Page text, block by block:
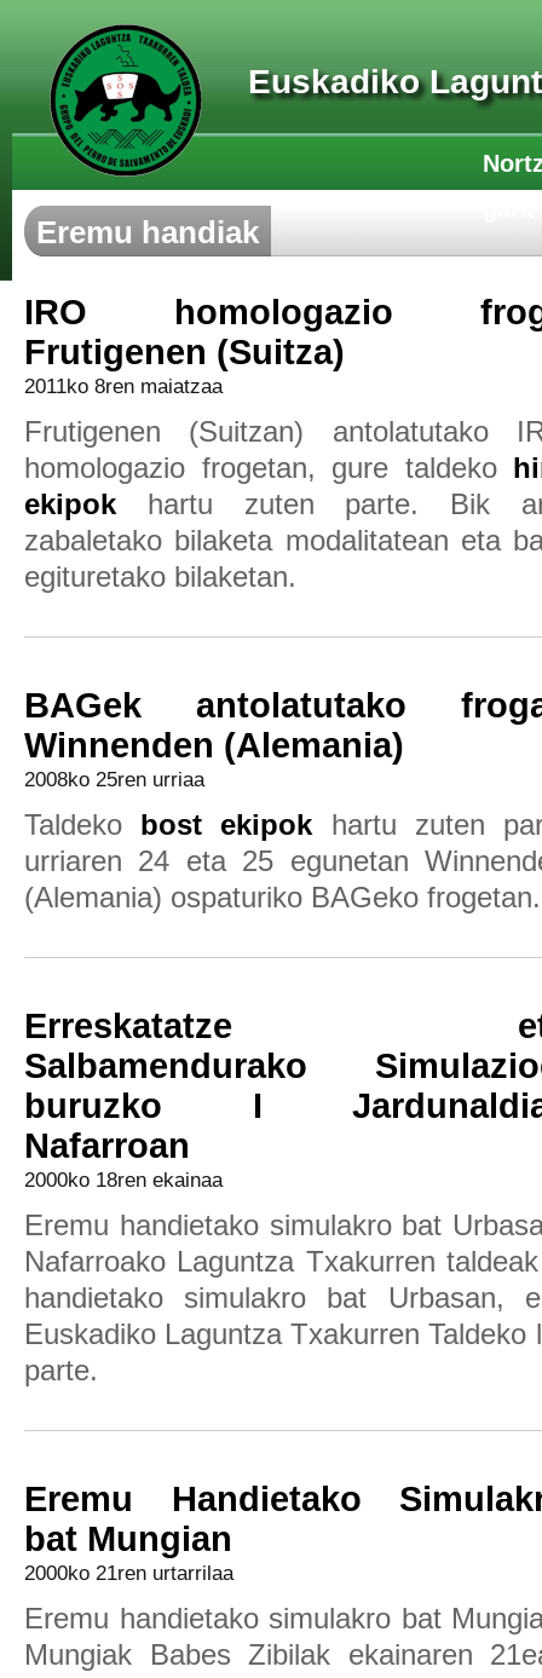
Euskadiko
Eremu handiak
IRO homologazio
Frutigenen (Suitza)
2011ko 8ren maiatzaa
Frutigenen (Suitzan) antolatutako
homologazio frogetan, gure taldeko
ekipok hartu zuten parte. Bik
zabaletako bilaketa modalitatean eta
egituretako bilaketan.
BAGek antolatutako
Winnenden (Alemania)
2008ko 25ren urriaa
Taldeko bost ekipok hartu zuten
urriaren 24 eta 25 egunetan
(Alemania) ospaturiko BAGeko frogetan.
Erreskatatze
Salbamendurako
buruzko I
Nafarroan
2000ko 18ren ekainaa
Eremu handietako simulakro bat
Nafarroako Laguntza Txakurren
handietako simulakro bat Urbasan,
Euskadiko Laguntza Txakurren Taldeko
parte.
Eremu Handietako
bat Mungian
2000ko 21ren urtarrilaa
Eremu handietako simulakro bat
Mungiak Babes Zibilak ekainaren